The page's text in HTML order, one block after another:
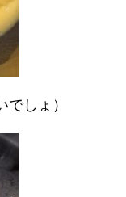
しょ）